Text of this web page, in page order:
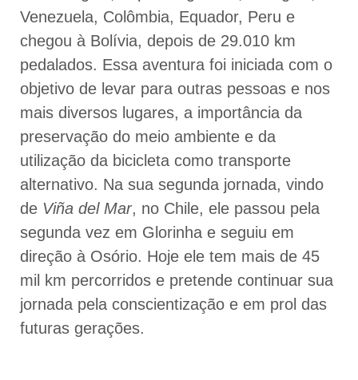
Venezuela, Colômbia, Equador, Peru e
chegou à Bolívia, depois de 29.010 km
pedalados. Essa aventura foi iniciada com o
objetivo de levar para outras pessoas e nos
mais diversos lugares, a importância da
preservação do meio ambiente e da
utilização da bicicleta como transporte
alternativo. Na sua segunda jornada, vindo
de Viña del Mar, no Chile, ele passou pela
segunda vez em Glorinha e seguiu em
direção à Osório. Hoje ele tem mais de 45
mil km percorridos e pretende continuar sua
jornada pela conscientização e em prol das
futuras gerações.